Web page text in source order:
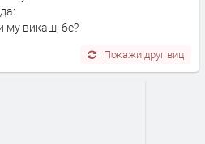
му викаш, бе?
Покажи друг виц